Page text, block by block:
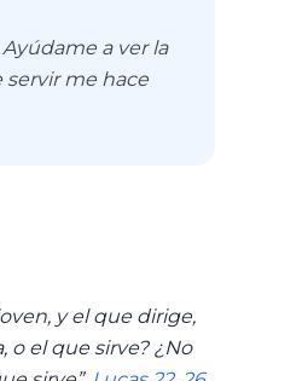
a ver la
servir me hace
y el que dirige,
o el que sirve? ¿No